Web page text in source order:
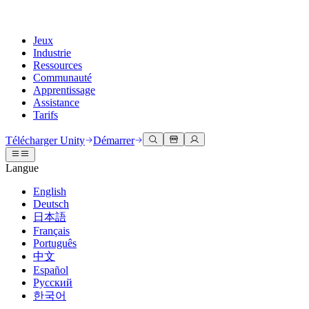
Jeux
Industrie
Ressources
Communauté
Apprentissage
Assistance
Tarifs
Moteur Unity
Créez des jeux 2D et 3D pour n'importe quelle plateforme
Collaboration
Collaborez et itérez rapidement avec votre équipe
Télécharger Unity
Offres et tarifs
Déployez
Multiplateforme
Collaboration 3D
Construisez et révisez des projets 3D en temps réel
Formation immersive
Entraînez-vous dans des environnements immersifs
Expériences client
Créez des expériences interactives 3D
Secteurs
Fabrication
Documentation
Outils de développement
Versions de publication et suivi des problèmes
Feuille de route
Examiner les fonctionnalités à venir
Glossaire
Discussions
Événements
Événements mondiaux et locaux
Histoires de la communauté
Made with Unity
Mise en avant des créateurs Unity
Unity Learn
Maîtrisez les compétences Unity gratuitement
Formation professionnelle
Améliorez votre équipe avec des formateurs Unity
Vous découvrez Unity ?
Démarrer
Démarrez votre apprentissage
Parcours essentiels Unity
Obtenir de l'aide
Vous aider à réussir avec Unity
Plans de succès
Atteignez vos objectifs plus rapidement avec un support expert
FAQ
Réponses aux questions courantes
Contactez-nous.
Connectez-vous avec notre équipe
Télécharger Unity Démarrer
Langue
English
Deutsch
日本語
Français
Português
中文
Español
Русский
한국어